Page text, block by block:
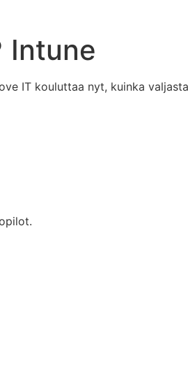
Intune
IT kouluttaa nyt, kuinka